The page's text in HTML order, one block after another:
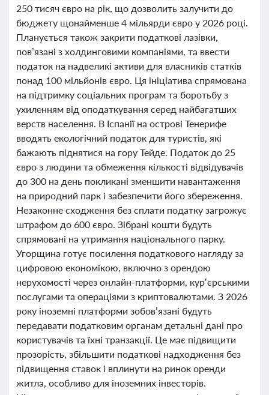
250 тисяч євро на рік, що дозволить залучити до
бюджету щонайменше 4 мільярди євро у 2026 році.
Планується також закрити податкові лазівки,
пов’язані з холдинговими компаніями, та ввести
податок на надвеликі активи для власників статків
понад 100 мільйонів євро. Ця ініціатива спрямована
на підтримку соціальних програм та боротьбу з
ухиленням від оподаткування серед найбагатших
верств населення. В Іспанії на острові Тенерифе
вводять екологічний податок для туристів, які
бажають піднятися на гору Тейде. Податок до 25
євро з людини та обмеження кількості відвідувачів
до 300 на день покликані зменшити навантаження
на природний парк і забезпечити його збереження.
Незаконне сходження без сплати податку загрожує
штрафом до 600 євро. Зібрані кошти будуть
спрямовані на утримання національного парку.
Угорщина готує посилення податкового нагляду за
цифровою економікою, включно з орендою
нерухомості через онлайн-платформи, кур’єрськими
послугами та операціями з криптовалютами. З 2026
року іноземні платформи зобов’язані будуть
передавати податковим органам детальні дані про
користувачів та їхні транзакції. Це має підвищити
прозорість, збільшити податкові надходження без
підвищення ставок і вплинути на ринок оренди
житла, особливо для іноземних інвесторів.